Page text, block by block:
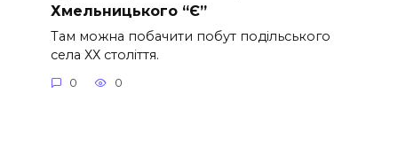
Хмельницького “Є”
Там можна побачити побут подільського
села ХХ століття.
0 0